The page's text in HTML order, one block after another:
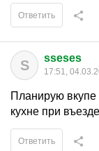
Ответить
S sseses
17:51,
Планирую вкупе
кухне при
Ответить